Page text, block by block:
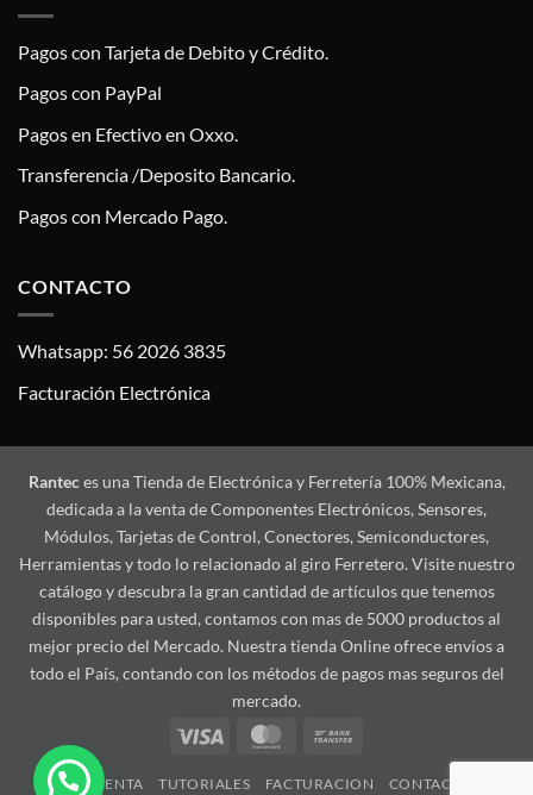
Pagos con Tarjeta de Debito y Crédito.
Pagos con PayPal
Pagos en Efectivo en Oxxo.
Transferencia /Deposito Bancario.
Pagos con Mercado Pago.
CONTACTO
Whatsapp: 56 2026 3835
Facturación Electrónica
Ranteces una Tienda de Electrónica y Ferretería 100% Mexicana,
dedicada a la venta de Componentes Electrónicos, Sensores,
Módulos, Tarjetas de Control, Conectores, Semiconductores,
Herramientas y todo lo relacionado al giro Ferretero. Visite nuestro
catálogo y descubra la gran cantidad de artículos que tenemos
disponibles para usted, contamos con mas de 5000 productos al
mejor precio del Mercado. Nuestra tienda Online ofrece envíos a
todo el País, contando con los métodos de pagos mas seguros del
mercado.
Visa
MasterCard
MI CUENTA TUTORIALES FACTURACION CONTACTO